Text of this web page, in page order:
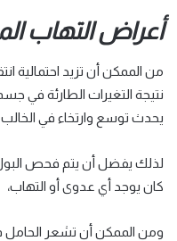
أعراض التهاب
من الممكن أن تزيد احتمالية
نتيجة التغيرات الطارئة في
يحدث توسع وارتخاء في
لذلك يفضل أن يتم فحص البول
كان يوجد أي عدوى أو التهاب،
ومن الممكن أن تشعر الحامل في